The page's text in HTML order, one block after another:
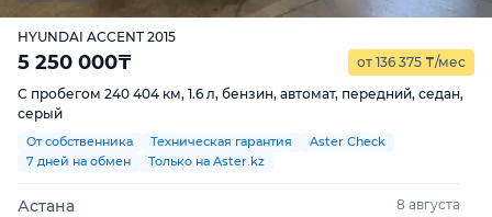
HYUNDAI ACCENT 2015
5 250 000₸ от 136 375 ₸/мес
С пробегом 240 404 км, 1.6 л, бензин, автомат, передний, седан,
серый
От собственника Техническая гарантия
Aster Check
7 дней на обмен
Только на Aster.kz
Астана 8 августа